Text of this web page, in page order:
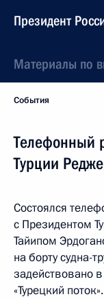
Президент
Материалы по
События
Телефонный
Турции
Состоялся
с Президентом
Тайипом
на борту судна-
задействовано
«Турецкий поток».